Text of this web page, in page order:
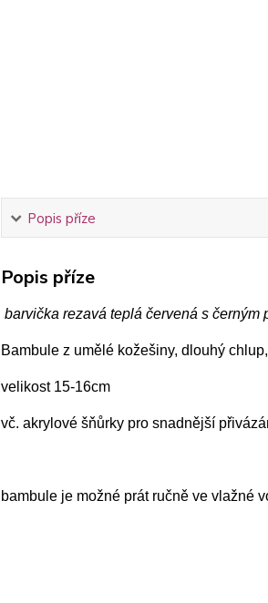
Popis příze
Popis příze
barvička rezavá teplá červená s černým
Bambule z umělé kožešiny, dlouhý
velikost 15-16cm
vč. akrylové šňůrky pro snadnější
bambule je možné prát ručně ve vlažné